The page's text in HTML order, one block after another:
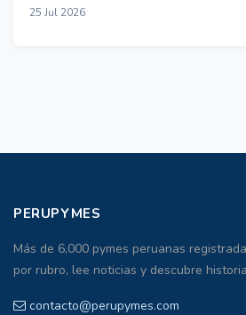
25 Jul 2026
PERUPYMES
Más de 6,000 pymes peruanas
por rubro, lee noticias y descubre
contacto@perupymes.com